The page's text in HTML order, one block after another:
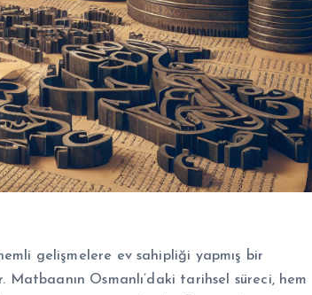
gelişmelere ev sahipliği yapmış bir
Osmanlı’daki tarihsel süreci, hem